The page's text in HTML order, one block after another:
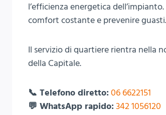
l’efficienza energetica dell’impianto.
comfort costante e prevenire
Il servizio di quartiere rientra nella
della Capitale.
📞 Telefono diretto: 06 6622151
💬 WhatsApp rapido: 342 1056120